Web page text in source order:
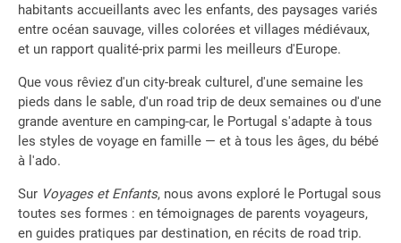
habitants accueillants avec les enfants, des paysages variés
entre océan sauvage, villes colorées et villages médiévaux,
et un rapport qualité-prix parmi les meilleurs d'Europe.
Que vous rêviez d'un city-break culturel, d'une semaine les
pieds dans le sable, d'un road trip de deux semaines ou d'une
grande aventure en camping-car, le Portugal s'adapte à tous
les styles de voyage en famille — et à tous les âges, du bébé
à l'ado.
Sur Voyages et Enfants, nous avons exploré le Portugal sous
toutes ses formes : en témoignages de parents voyageurs,
en guides pratiques par destination, en récits de road trip.